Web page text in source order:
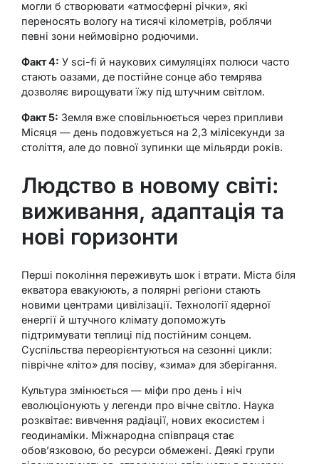
могли б створювати «атмосферні річки», які
переносять вологу на тисячі кілометрів, роблячи
певні зони неймовірно родючими.
Факт 4: У sci-fi й наукових симуляціях полюси часто
стають оазами, де постійне сонце або темрява
дозволяє вирощувати їжу під штучним світлом.
Факт 5: Земля вже сповільнюється через припливи
Місяця — день подовжується на 2,3 мілісекунди за
століття, але до повної зупинки ще мільярди років.
Людство в новому світі:
виживання, адаптація та
нові горизонти
Перші покоління переживуть шок і втрати. Міста біля
екватора евакуюють, а полярні регіони стають
новими центрами цивілізації. Технології ядерної
енергії й штучного клімату допоможуть
підтримувати теплиці під постійним сонцем.
Суспільства переорієнтуються на сезонні цикли:
піврічне «літо» для посіву, «зима» для зберігання.
Культура змінюється — міфи про день і ніч
еволюціонують у легенди про вічне світло. Наука
розквітає: вивчення радіації, нових екосистем і
геодинаміки. Міжнародна співпраця стає
обов’язковою, бо ресурси обмежені. Деякі групи